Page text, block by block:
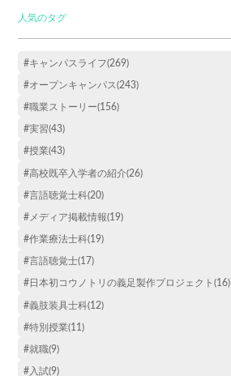
人気のタグ
#キャンパスライフ(269)
#オープンキャンパス(243)
#職業ストーリー(156)
#実習(43)
#授業(43)
#高校既卒入学者の紹介(26)
#言語聴覚士科(20)
#メディア掲載情報(19)
#作業療法士科(19)
#言語聴覚士(17)
#日本初コウノトリの義足製作プロジェクト(16)
#義肢装具士科(12)
#特別授業(11)
#就職(9)
#入試(9)